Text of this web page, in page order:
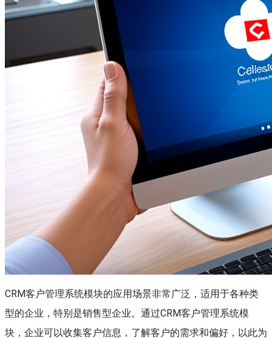
CRM客户管理系统模块的应用场景非常广泛，适用于各种类
型的企业，特别是销售型企业。通过CRM客户管理系统模
块，企业可以收集客户信息，了解客户的需求和偏好，以此为